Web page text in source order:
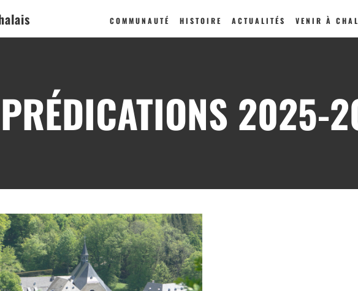
COMMUNAUTÉ HISTOIRE ACTUALITÉS VENIR À
PRÉDICATIONS 2025-